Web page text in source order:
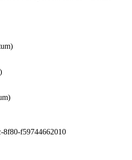
8f80-f59744662010